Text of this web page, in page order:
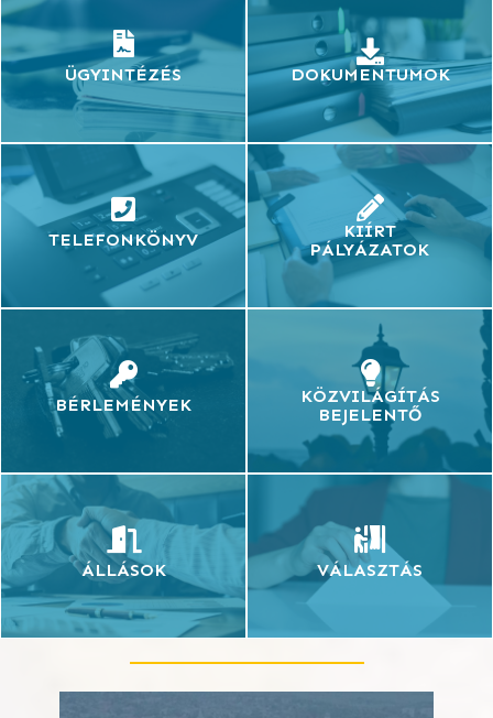
ÜGYINTÉZÉS
TELEFONKÖNYV
DOKUMENTUMOK
KIÍRT
PÁLYÁZATOK
BÉRLEMÉNYEK
ÁLLÁSOK
KÖZVILÁGÍTÁS
BEJELENTŐ
VÁLASZTÁS